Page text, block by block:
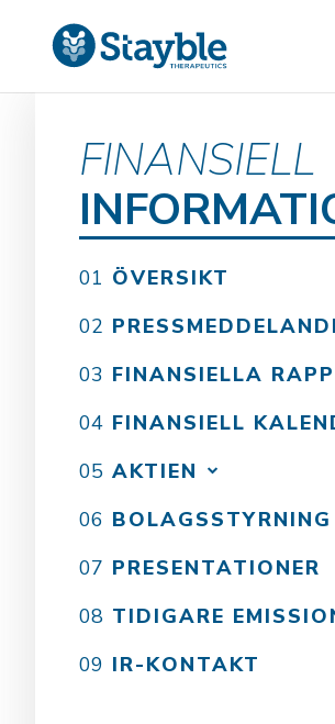
FINANSIELL
ÖVERSIKT
FINANSIELLA
FINANSIELL
AKTIEN
BOLAGSSTYRNING
PRESENTATIONER
TIDIGARE
IR-KONTAKT